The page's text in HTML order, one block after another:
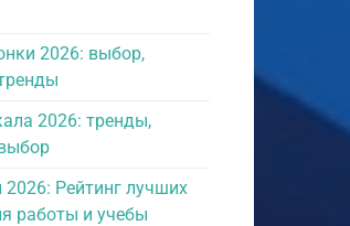
2026: выбор,
2026: тренды,
2026: Рейтинг лучших
работы и учебы